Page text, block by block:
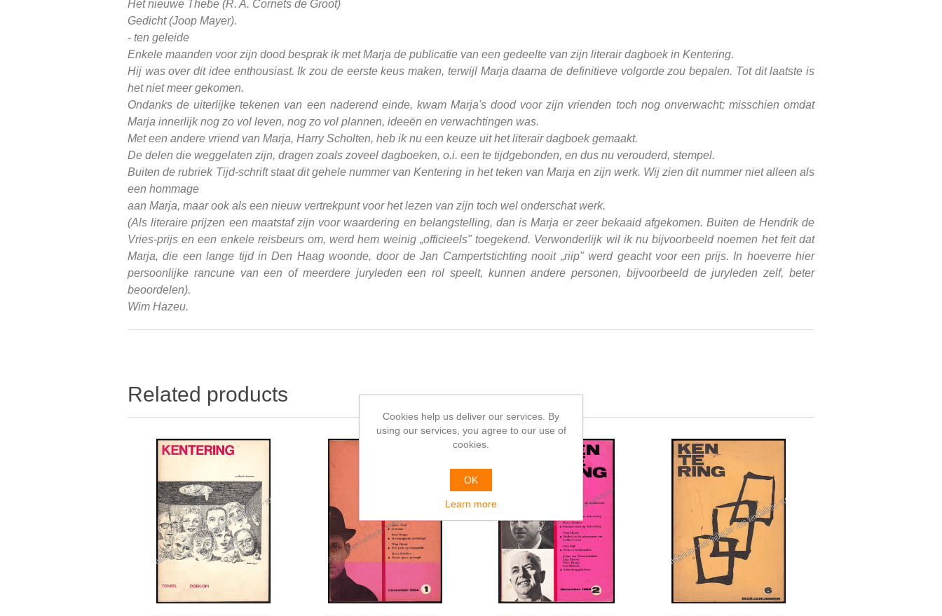
Het nieuwe Thebe (R. A. Cornets de Groot)
Gedicht (Joop Mayer).
- ten geleide
Enkele maanden voor zijn dood besprak ik met Marja de publicatie van een gedeelte van zijn literair dagboek in Kentering.
Hij was over dit idee enthousiast. Ik zou de eerste keus maken, terwijl Marja daarna de definitieve volgorde zou bepalen. Tot dit laatste is
het niet meer gekomen.
Ondanks de uiterlijke tekenen van een naderend einde, kwam Marja's dood voor zijn vrienden toch nog onverwacht; misschien omdat
Marja innerlijk nog zo vol leven, nog zo vol plannen, ideeën en verwachtingen was.
Met een andere vriend van Marja, Harry Scholten, heb ik nu een keuze uit het literair dagboek gemaakt.
De delen die weggelaten zijn, dragen zoals zoveel dagboeken, o.i. een te tijdgebonden, en dus nu verouderd, stempel.
Buiten de rubriek Tijd-schrift staat dit gehele nummer van Kentering in het teken van Marja en zijn werk. Wij zien dit nummer niet alleen als
een hommage
aan Marja, maar ook als een nieuw vertrekpunt voor het lezen van zijn toch wel onderschat werk.
(Als literaire prijzen een maatstaf zijn voor waardering en belangstelling, dan is Marja er zeer bekaaid afgekomen. Buiten de Hendrik de
Vries-prijs en een enkele reisbeurs om, werd hem weinig „officieels" toegekend. Verwonderlijk wil ik nu bijvoorbeeld noemen het feit dat
Marja, die een lange tijd in Den Haag woonde, door de Jan Campertstichting nooit „riip" werd geacht voor een prijs. In hoeverre hier
persoonlijke rancune van een of meerdere juryleden een rol speelt, kunnen andere personen, bijvoorbeeld de juryleden zelf, beter
beoordelen).
Wim Hazeu.
Related products
Cookies help us deliver our services. By
using our services, you agree to our use of
cookies.
OK
Learn more